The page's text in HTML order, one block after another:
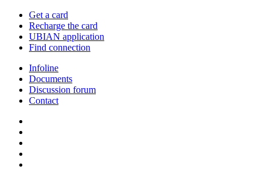
Get a card
Recharge the card
UBIAN application
Find connection
Infoline
Documents
Discussion forum
Contact